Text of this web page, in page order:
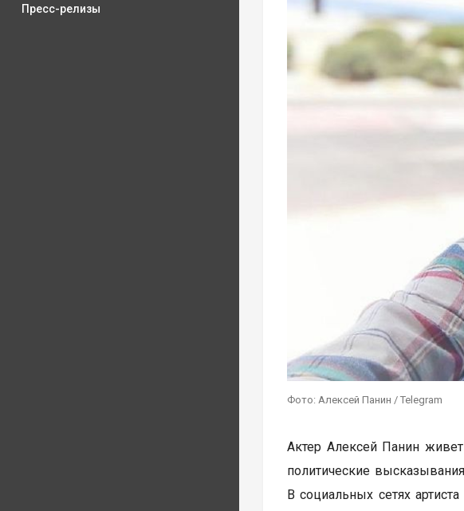
Пресс-релизы
Фото: Алексей Панин / Telegram
Актер Алексей Панин
политические
В социальных сетях